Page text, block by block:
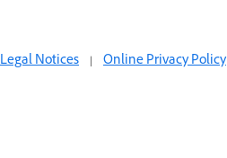
Legal Notices | Online Privacy Policy